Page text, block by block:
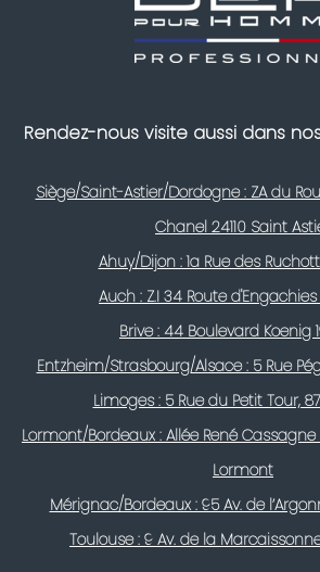
Rendez-nous visite aussi dans
Siège/Saint-Astier/Dordogne : ZA du
Chanel 24110 Saint
Ahuy/Dijon : 1a Rue des
Auch : Z.I 34 Route
Brive : 44 Boulevard Koenig
Entzheim/Strasbourg/Alsace : 5 Rue
Limoges : 5 Rue du Petit Tour,
Lormont/Bordeaux : Allée René Cassagne
Lormont
Mérignac/Bordeaux : 95 Av. de
Toulouse : 9 Av. de la